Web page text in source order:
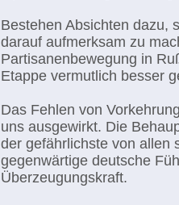
Bestehen Absichten dazu,
darauf aufmerksam zu
Partisanenbewegung in
Etappe vermutlich besser
Das Fehlen von
uns ausgewirkt. Die
der gefährlichste von allen
gegenwärtige deutsche
Überzeugungskraft.